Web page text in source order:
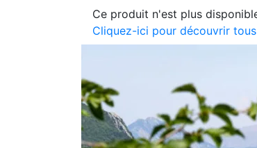
Ce produit n'est plus
Cliquez-ici pour découvrir